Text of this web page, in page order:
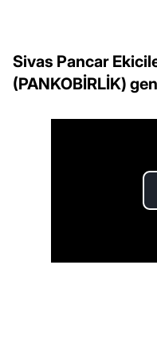
Sivas Pancar
(PANKOBİRLİK)